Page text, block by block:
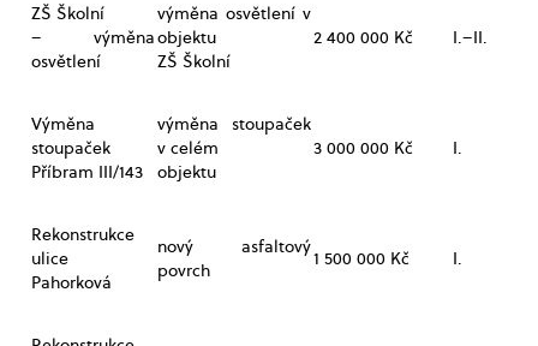
ZŠ Školní
– výměna
osvětlení
výměna osvětlení v
objektu
ZŠ Školní
2 400 000 Kč I.–II.
Výměna
stoupaček
Příbram III/143
výměna stoupaček
v celém
objektu
3 000 000 Kč I.
Rekonstrukce
ulice
Pahorková
nový asfaltový
povrch
1 500 000 Kč I.